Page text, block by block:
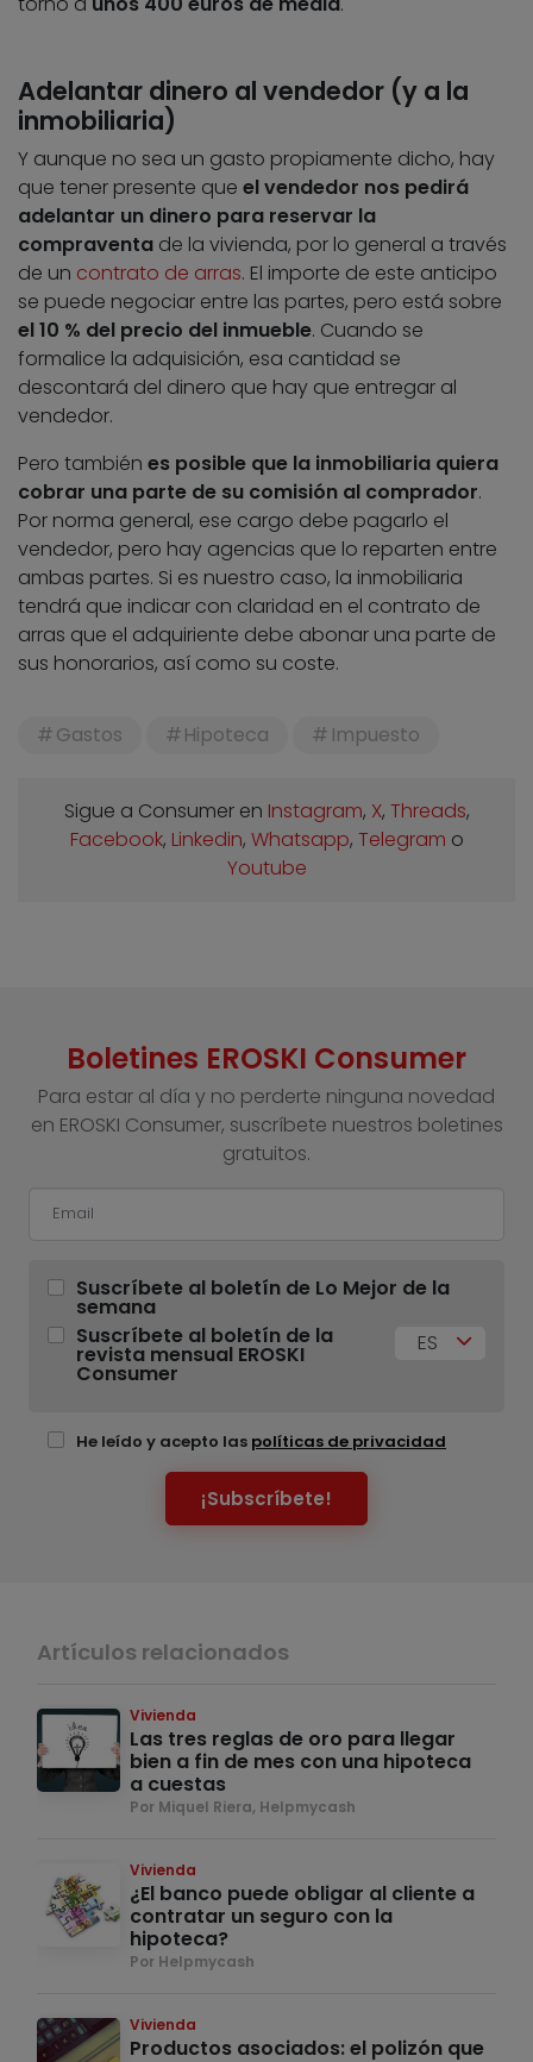
Adelantar dinero al vendedor (y a la
inmobiliaria)
Y aunque no sea un gasto propiamente dicho, hay
que tener presente que el vendedor nos pedirá
adelantar un dinero para reservar la
compraventa de la vivienda, por lo general a través
de un contrato de arras. El importe de este anticipo
se puede negociar entre las partes, pero está sobre
el 10 % del precio del inmueble. Cuando se
formalice la adquisición, esa cantidad se
descontará del dinero que hay que entregar al
vendedor.
Pero también es posible que la inmobiliaria quiera
cobrar una parte de su comisión al comprador.
Por norma general, ese cargo debe pagarlo el
vendedor, pero hay agencias que lo reparten entre
ambas partes. Si es nuestro caso, la inmobiliaria
tendrá que indicar con claridad en el contrato de
arras que el adquiriente debe abonar una parte de
sus honorarios, así como su coste.
Gastos Hipoteca Impuesto
Sigue a Consumer en Instagram, X, Threads,
Facebook, Linkedin, Whatsapp, Telegram o
Youtube
Boletines EROSKI Consumer
Para estar al día y no perderte ninguna novedad
en EROSKI Consumer, suscríbete nuestros boletines
gratuitos.
Suscríbete al boletín de Lo Mejor de la
semana
Suscríbete al boletín de la
revista mensual EROSKI
Consumer
ES
He leído y acepto las políticas de privacidad
¡Subscríbete!
Artículos relacionados
Vivienda
Las tres reglas de oro para llegar
bien a fin de mes con una hipoteca
a cuestas
Por Miquel Riera, Helpmycash
Vivienda
¿El banco puede obligar al cliente a
contratar un seguro con la
hipoteca?
Por Helpmycash
Vivienda
Productos asociados: el polizón que